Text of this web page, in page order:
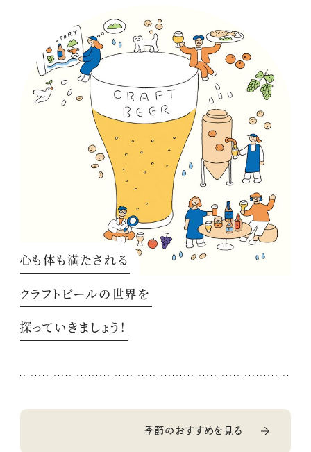
心も体も満たされる
クラフトビールの世界を
探っていきましょう！
季節のおすすめを見る